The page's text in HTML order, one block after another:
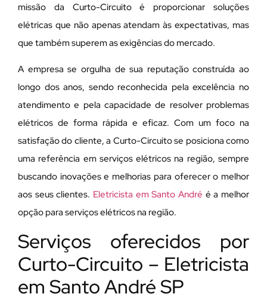
missão da Curto-Circuito é proporcionar soluções
elétricas que não apenas atendam às expectativas, mas
que também superem as exigências do mercado.
A empresa se orgulha de sua reputação construída ao
longo dos anos, sendo reconhecida pela excelência no
atendimento e pela capacidade de resolver problemas
elétricos de forma rápida e eficaz. Com um foco na
satisfação do cliente, a Curto-Circuito se posiciona como
uma referência em serviços elétricos na região, sempre
buscando inovações e melhorias para oferecer o melhor
aos seus clientes. Eletricista em Santo André é a melhor
opção para serviços elétricos na região.
Serviços oferecidos por
Curto-Circuito – Eletricista
em Santo André SP